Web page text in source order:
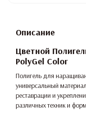
Описание
Цветной
PolyGel Color
Полигель для
универсальный
реставрации и
различных техник и